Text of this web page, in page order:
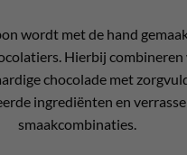
wordt met de hand
Hierbij combineren
chocolade met
ingrediënten en
smaakcombinaties.